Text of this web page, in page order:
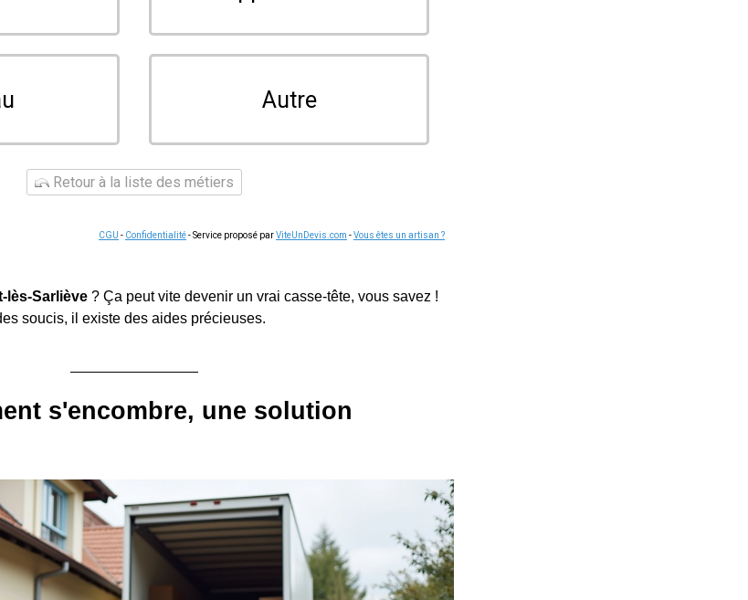
Autre
Retour à la liste des métiers
CGU - Confidentialité- Service proposé parViteUnDevis.com -Vous êtes un artisan ?
lès-Sarliève ? Ça peut vite devenir un vrai casse-tête, vous savez !
soucis, il existe des aides précieuses.
s'encombre, une solution